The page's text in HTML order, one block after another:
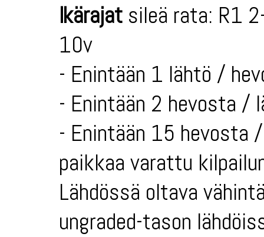
Ikärajat sileä rata: R1
10v
- Enintään 1 lähtö /
- Enintään 2 hevosta /
- Enintään 15 hevosta
paikkaa varattu
Lähdössä oltava
ungraded-tason